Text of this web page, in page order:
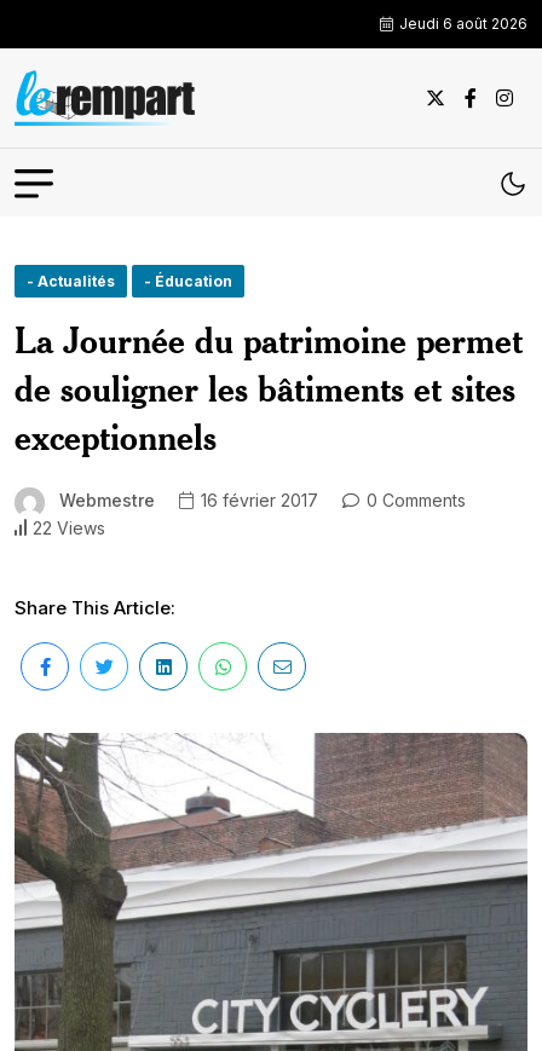
Jeudi 6 août 2026
- Actualités - Éducation
La Journée du patrimoine permet
de souligner les bâtiments et sites
exceptionnels
Webmestre 16 février 2017
0 Comments
22 Views
Share This Article: